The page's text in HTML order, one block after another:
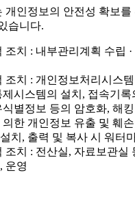
개인정보의 안전성 확보를
습니다.
조치 : 내부관리계획 수립
조치 : 개인정보처리시스
제시스템의 설치, 접속기록
별정보 등의 암호화, 해
의한 개인정보 유출 및 훼
치, 출력 및 복사 시 워터
조치 : 전산실, 자료보관실
운영